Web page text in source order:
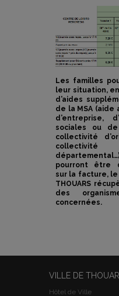
Les familles
leur situation,
d’aides
de la MSA (aide
d’entreprise,
sociales ou
collectivité
pourront être
sur la facture,
THOUARS
des
concernées.
VILLE DE
Hôtel de Ville